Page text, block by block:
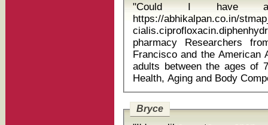
"Could I have an
https://abhikalpan.co.in/
pharmacy Researchers from the University of California, San
Francisco and the American
adults between the ages of
Bryce